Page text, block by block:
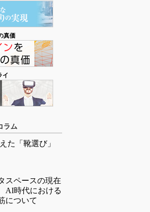
真価
イ
ラム
た「靴選び」
スペースの現在
時代における
について